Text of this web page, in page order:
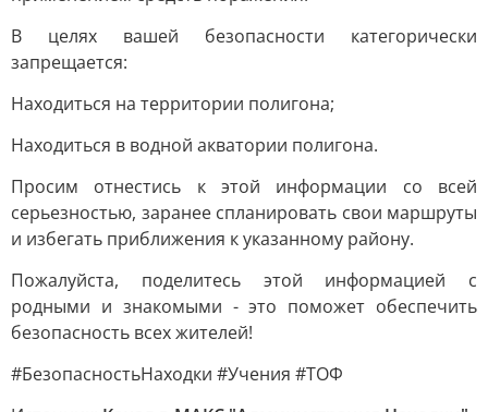
В целях вашей безопасности категорически
запрещается:
Находиться на территории полигона;
Находиться в водной акватории полигона.
Просим отнестись к этой информации со всей
серьезностью, заранее спланировать свои маршруты
и избегать приближения к указанному району.
Пожалуйста, поделитесь этой информацией с
родными и знакомыми - это поможет обеспечить
безопасность всех жителей!
#БезопасностьНаходки #Учения #ТОФ